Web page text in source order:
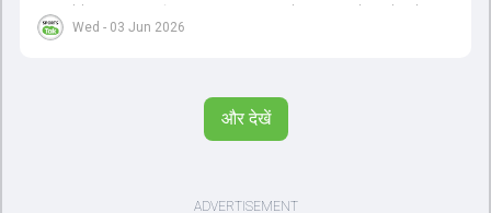
Wed - 03 Jun 2026
सलाह देते हुए कहा, 'एक बिहारी सब पर भारी। बस गेम खत्म।' कोहली ने उन्हें खुद
पर विश्वास रखने और नकारात्मक बातों पर ध्यान न देने की सलाह दी। आईपीएल
सीरीज खेलेंगे। वहीं, विराट कोहली लंदन रवाना हो गए हैं और अगली वनडे सीरीज में
और देखें